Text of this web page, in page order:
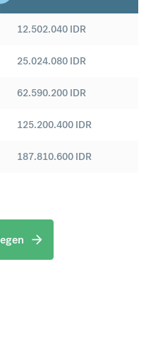
12.502.040 IDR
25.024.080 IDR
62.590.200 IDR
125.200.400 IDR
187.810.600 IDR